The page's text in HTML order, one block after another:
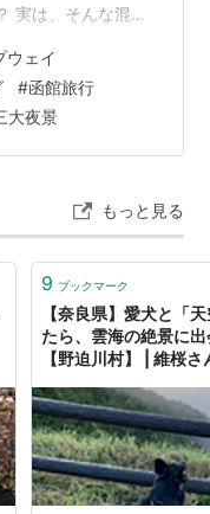
実は、そんな混雑
ク！絶望的な展望
のは、日の入り前
い人！「日の入り
いうアナウンスを
ウェイ
#函館旅行
大夜景
もっと見る
9 ブックマーク
【奈良県】愛犬と「
たら、雲海の絶景に
【野迫川村】 | 維桜